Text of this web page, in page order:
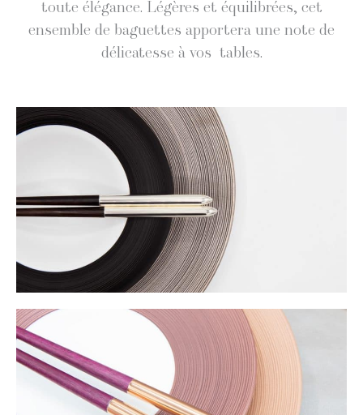
toute élé­gance. Légères et équili­brées, cet
ensem­ble de baguettes apportera une note de
déli­catesse à vos tables.